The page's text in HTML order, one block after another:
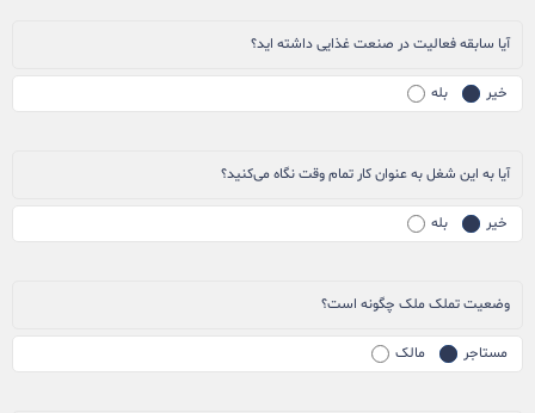
آیا سابقه فعالیت در صنعت غذایی داشته اید؟
خیر بله
آیا به این شغل به عنوان کار تمام وقت نگاه می‌کنید؟
خیر بله
وضعیت تملک ملک چگونه است؟
مستاجر مالک